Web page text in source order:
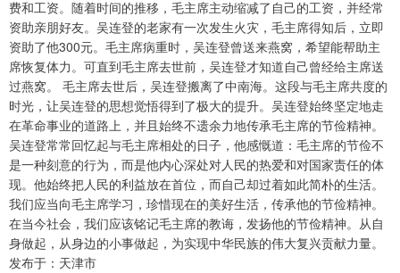
费和工资。随着时间的推移，毛主席主动缩减了自己的工资，并经常
资助亲朋好友。吴连登的老家有一次发生火灾，毛主席得知后，立即
资助了他300元。毛主席病重时，吴连登曾送来燕窝，希望能帮助主
席恢复体力。可直到毛主席去世前，吴连登才知道自己曾经给主席送
过燕窝。 毛主席去世后，吴连登搬离了中南海。这段与毛主席共度的
时光，让吴连登的思想觉悟得到了极大的提升。吴连登始终坚定地走
在革命事业的道路上，并且始终不遗余力地传承毛主席的节俭精神。
吴连登常常回忆起与毛主席相处的日子，他感慨道：毛主席的节俭不
是一种刻意的行为，而是他内心深处对人民的热爱和对国家责任的体
现。他始终把人民的利益放在首位，而自己却过着如此简朴的生活。
我们应当向毛主席学习，珍惜现在的美好生活，传承他的节俭精神。
在当今社会，我们应该铭记毛主席的教诲，发扬他的节俭精神。从自
身做起，从身边的小事做起，为实现中华民族的伟大复兴贡献力量。
发布于：天津市